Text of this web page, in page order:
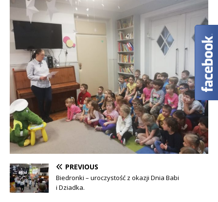
PREVIOUS
Biedronki – uroczystość z okazji Dnia Babi
i Dziadka.